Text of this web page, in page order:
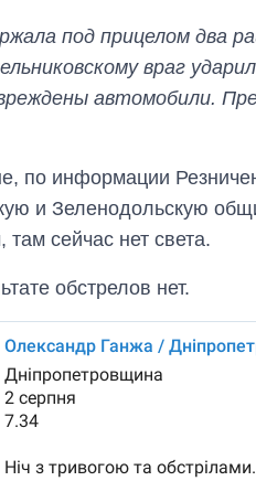
под прицелом два
враг
автомобили.
по информации
и Зеленодольскую
сейчас нет света.
обстрелов нет.